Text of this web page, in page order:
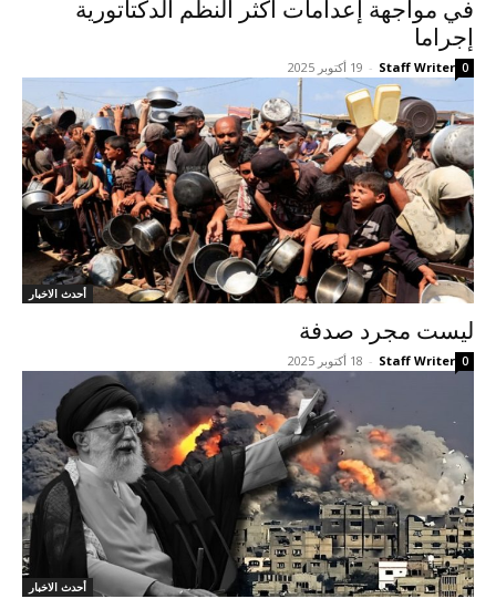
في مواجهة إعدامات أکثر النظم الدکتاتورية
إجراما
Staff Writer
- 19 أكتوبر 2025 0
أحدث الاخبار
ليست مجرد صدفة
Staff Writer
- 18 أكتوبر 2025 0
أحدث الاخبار